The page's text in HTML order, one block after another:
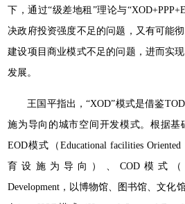
下，通过“级差地租”理论与
决政府投资强度不足的问题，又有可能
建设项目商业模式不足的问题，进而实
发展。
王国平指出，“XOD”模式是借鉴
施为导向的城市空间开发模式。根据基
EOD模式（Educational facilities
育设施为导向）、COD模式（
Development，以博物馆、图书馆、文化